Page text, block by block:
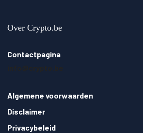
Over Crypto.be
Contactpagina
Algemene voorwaarden
Disclaimer
Privacybeleid